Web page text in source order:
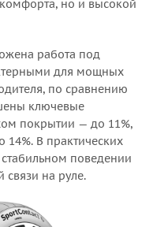
но и высокой
работа под
для мощных
по сравнению
ключевые
покрытии — до 11%,
14%. В практических
поведении
на руле.